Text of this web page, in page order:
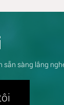
sẵn sàng lắng